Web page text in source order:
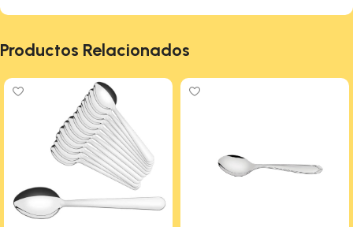
Productos Relacionados